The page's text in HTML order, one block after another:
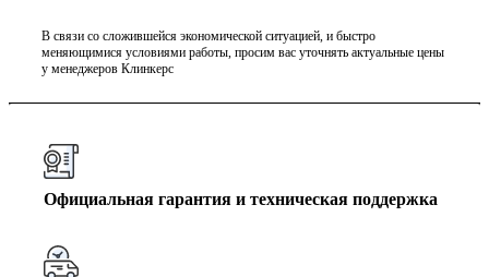
В связи со сложившейся экономической ситуацией, и быстро
меняющимися условиями работы, просим вас уточнять актуальные цены
у менеджеров Клинкерс
Официальная гарантия и техническая поддержка